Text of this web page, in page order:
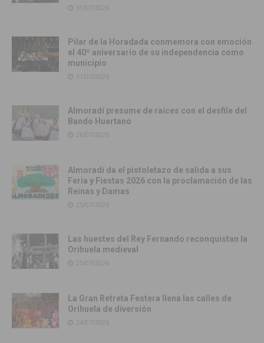
31/07/2026
Pilar de la Horadada conmemora con emoción
el 40º aniversario de su independencia como
municipio
31/07/2026
Almoradí presume de raíces con el desfile del
Bando Huertano
26/07/2026
Almoradí da el pistoletazo de salida a sus
Feria y Fiestas 2026 con la proclamación de las
Reinas y Damas
25/07/2026
Las huestes del Rey Fernando reconquistan la
Orihuela medieval
25/07/2026
La Gran Retreta Festera llena las calles de
Orihuela de diversión
24/07/2026